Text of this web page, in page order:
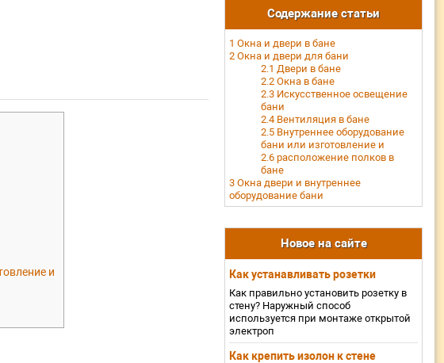
и
Содержание статьи
1 Окна и двери в бане
2 Окна и двери для бани
2.1 Двери в бане
2.2 Окна в бане
2.3 Искусственное освещение
бани
2.4 Вентиляция в бане
2.5 Внутреннее оборудование
бани или изготовление и
2.6 расположение полков в
бане
3 Окна двери и внутреннее
оборудование бани
Новое на сайте
Как устанавливать розетки
Как правильно установить розетку в
стену? Наружный способ
используется при монтаже открытой
электроп
Как крепить изолон к стене